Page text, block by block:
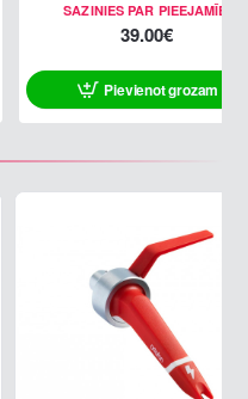
SAZINIES PAR PIEEJAMĪBU
39.00€
Pievienot grozam